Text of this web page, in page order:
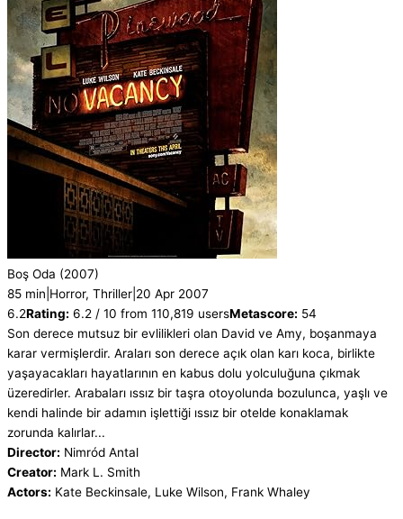
Boş Oda (2007)
85 min Horror, Thriller 20 Apr 2007
6.2Rating: 6.2 / 10 from 110,819 usersMetascore: 54
Son derece mutsuz bir evlilikleri olan David ve Amy, boşanmaya
karar vermişlerdir. Araları son derece açık olan karı koca, birlikte
yaşayacakları hayatlarının en kabus dolu yolculuğuna çıkmak
üzeredirler. Arabaları ıssız bir taşra otoyolunda bozulunca, yaşlı ve
kendi halinde bir adamın işlettiği ıssız bir otelde konaklamak
zorunda kalırlar...
Director: Nimród Antal
Creator: Mark L. Smith
Actors: Kate Beckinsale, Luke Wilson, Frank Whaley